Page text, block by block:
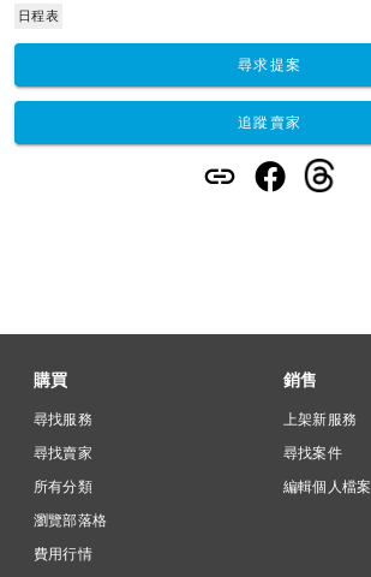
日程表
尋求提案
追蹤賣家
購買
尋找服務
尋找賣家
所有分類
瀏覽部落格
費用行情
銷售
上架新服務
尋找案件
編輯個人檔案